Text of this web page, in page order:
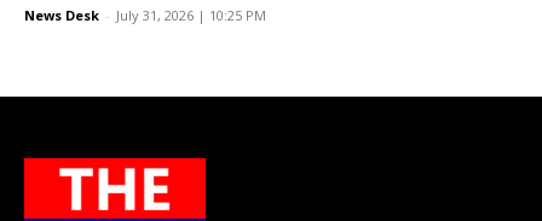
News Desk - July 31, 2026 | 10:25 PM